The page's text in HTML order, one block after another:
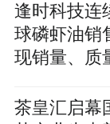
逢时科技连
球磷虾油销
现销量、质
茶皇汇启幕